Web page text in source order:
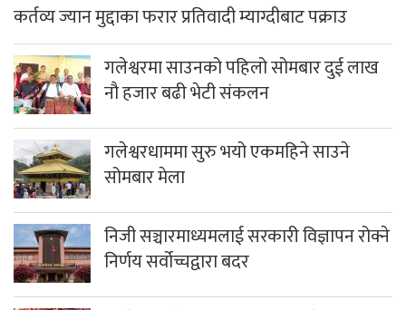
कर्तव्य ज्यान मुद्दाका फरार प्रतिवादी म्याग्दीबाट पक्राउ
गलेश्वरमा साउनको पहिलो सोमबार दुई लाख
नौ हजार बढी भेटी संकलन
गलेश्वरधाममा सुरु भयो एकमहिने साउने
सोमबार मेला
निजी सञ्चारमाध्यमलाई सरकारी विज्ञापन रोक्ने
निर्णय सर्वोच्चद्वारा बदर